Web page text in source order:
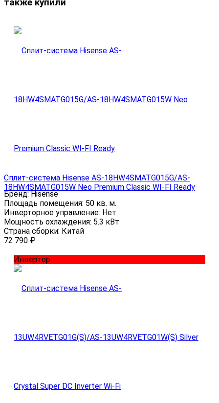
также купили
Сплит-система Hisense AS-18HW4SMATG015G/AS-
18HW4SMATG015W Neo Premium Classic WI-FI Ready
Бренд: Hisense
Площадь помещения: 50 кв. м.
Инверторное управление: Нет
Мощность охлаждения: 5.3 кВт
Страна сборки: Китай
72 790 ₽
Инвертор